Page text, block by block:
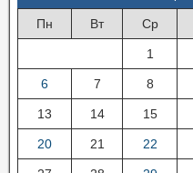
Пн Вт Ср
1
6 7 8
13 14 15
20 21 22